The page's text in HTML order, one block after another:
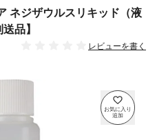
ネジザウルスリキッド（液
品】
レビューを書く